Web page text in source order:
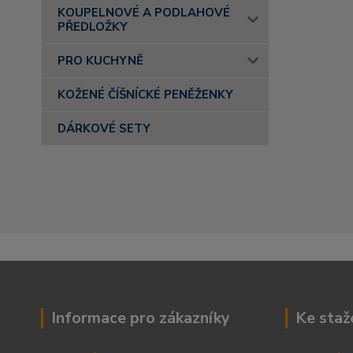
KOUPELNOVÉ A PODLAHOVÉ
PŘEDLOŽKY
PRO KUCHYNĚ
KOŽENÉ ČÍŠNÍCKÉ PENĚŽENKY
DÁRKOVÉ SETY
Informace pro zákazníky Ke